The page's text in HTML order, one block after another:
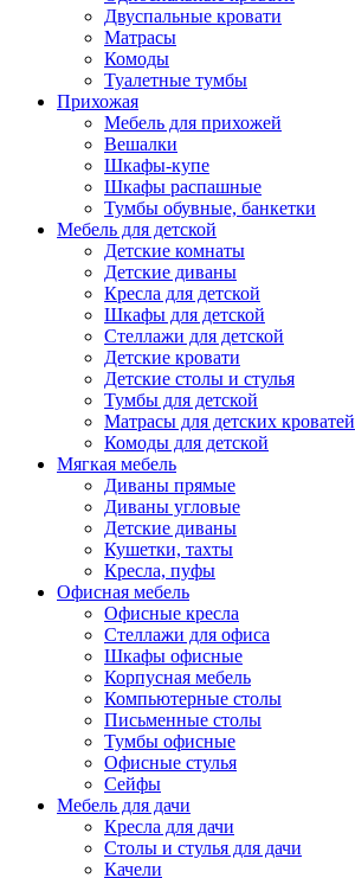
Двуспальные кровати
Матрасы
Комоды
Туалетные тумбы
Прихожая
Мебель для прихожей
Вешалки
Шкафы-купе
Шкафы распашные
Тумбы обувные, банкетки
Мебель для детской
Детские комнаты
Детские диваны
Кресла для детской
Шкафы для детской
Стеллажи для детской
Детские кровати
Детские столы и стулья
Тумбы для детской
Матрасы для детских кроватей
Комоды для детской
Мягкая мебель
Диваны прямые
Диваны угловые
Детские диваны
Кушетки, тахты
Кресла, пуфы
Офисная мебель
Офисные кресла
Стеллажи для офиса
Шкафы офисные
Корпусная мебель
Компьютерные столы
Письменные столы
Тумбы офисные
Офисные стулья
Сейфы
Мебель для дачи
Кресла для дачи
Столы и стулья для дачи
Качели